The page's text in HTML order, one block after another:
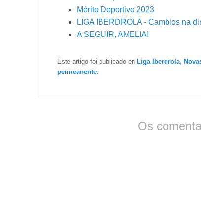
Mérito Deportivo 2023
LIGA IBERDROLA - Cambios na
A SEGUIR, AMELIA!
Este artigo foi publicado en Liga Iberdrola,
permeanente.
Os